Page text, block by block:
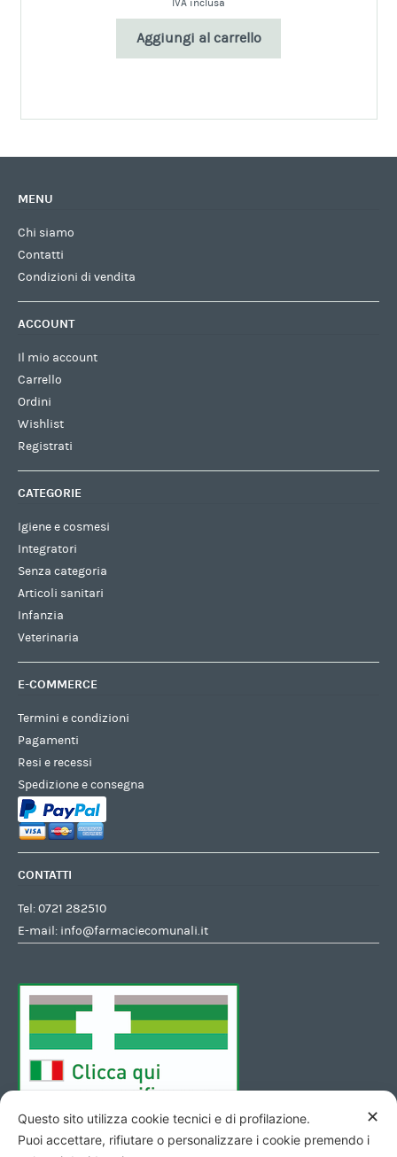
IVA inclusa
Aggiungi al carrello
MENU
Chi siamo
Contatti
Condizioni di vendita
ACCOUNT
Il mio account
Carrello
Ordini
Wishlist
Registrati
CATEGORIE
Igiene e cosmesi
Integratori
Senza categoria
Articoli sanitari
Infanzia
Veterinaria
E-COMMERCE
Termini e condizioni
Pagamenti
Resi e recessi
Spedizione e consegna
CONTATTI
Tel:0721 282510
E-mail: info@farmaciecomunali.it
✕
Questo sito utilizza cookie tecnici e di profilazione.
Puoi accettare, rifiutare o personalizzare i cookie premendo i